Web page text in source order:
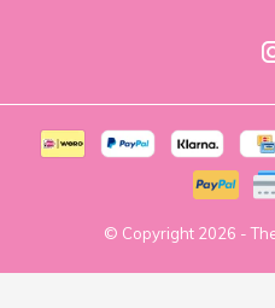
© Copyright 2026 -